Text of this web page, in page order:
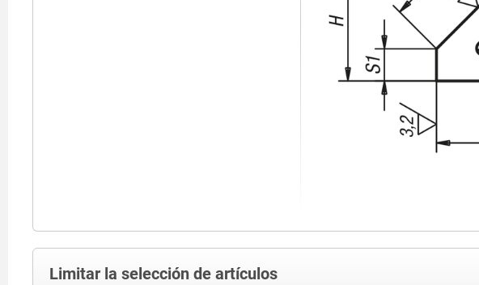
Limitar la selección de artículos